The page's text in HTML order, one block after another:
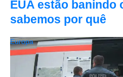
EUA estão banindo
sabemos por quê
Europa